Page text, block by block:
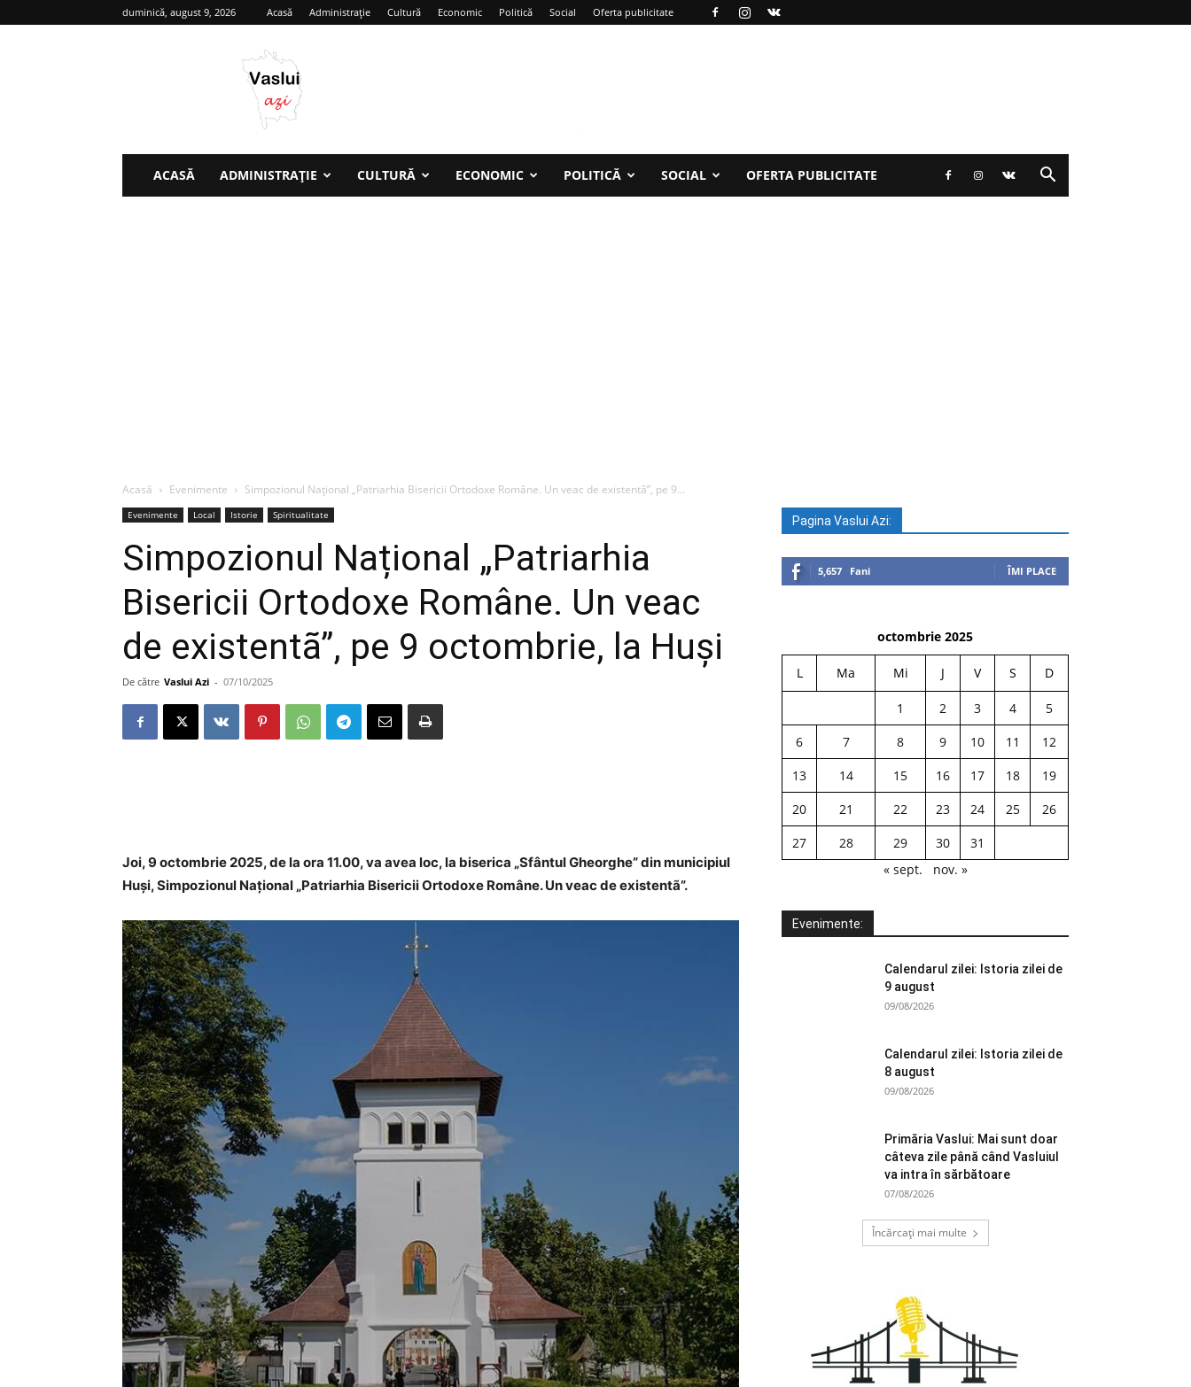
duminică, august 9, 2026 Acasă Administrație Cultură Economic Politică Social Oferta publicitate
ACASĂ ADMINISTRAȚIE CULTURĂ ECONOMIC POLITICĂ SOCIAL OFERTA PUBLICITATE
Acasă Evenimente Simpozionul Național „Patriarhia Bisericii Ortodoxe Române. Un veac de existentã”, pe 9...
Evenimente Local Istorie Spiritualitate
Simpozionul Național „Patriarhia
Bisericii Ortodoxe Române. Un veac
de existentã”, pe 9 octombrie, la Huși
De către Vaslui Azi - 07/10/2025
Joi, 9 octombrie 2025, de la ora 11.00, va avea loc, la biserica „Sfântul Gheorghe” din municipiul
Huși, Simpozionul Național „Patriarhia Bisericii Ortodoxe Române. Un veac de existentã”.
Pagina Vaslui Azi:
5,657 Fani ÎMI PLACE
octombrie 2025
L Ma Mi J V S D
1 2 3 4
5
6
7 8 9 10 11
12
13
14 15 16 17 18
19
20
21 22 23 24 25
26
27
28 29 30
31
« sept.
nov. »
Evenimente:
Calendarul zilei: Istoria zilei de
9 august
09/08/2026
Calendarul zilei: Istoria zilei de
8 august
09/08/2026
Primăria Vaslui: Mai sunt doar
câteva zile până când Vasluiul
va intra în sărbătoare
07/08/2026
Încărcați mai multe